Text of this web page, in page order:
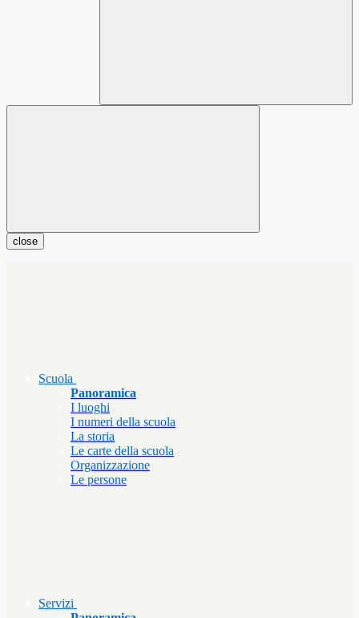
close
Scuola
Panoramica
I luoghi
I numeri della scuola
La storia
Le carte della scuola
Organizzazione
Le persone
Servizi